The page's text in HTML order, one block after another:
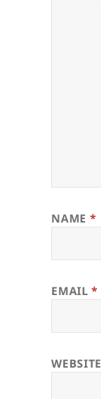
NAME *
EMAIL*
WEBSITE